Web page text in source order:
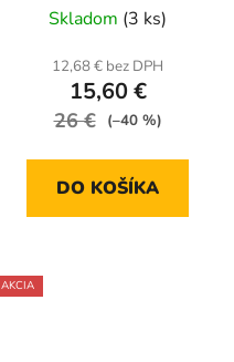
Skladom (3 ks)
12,68 € bez DPH
15,60 €
26 € (–40 %)
DO KOŠÍKA
AKCIA